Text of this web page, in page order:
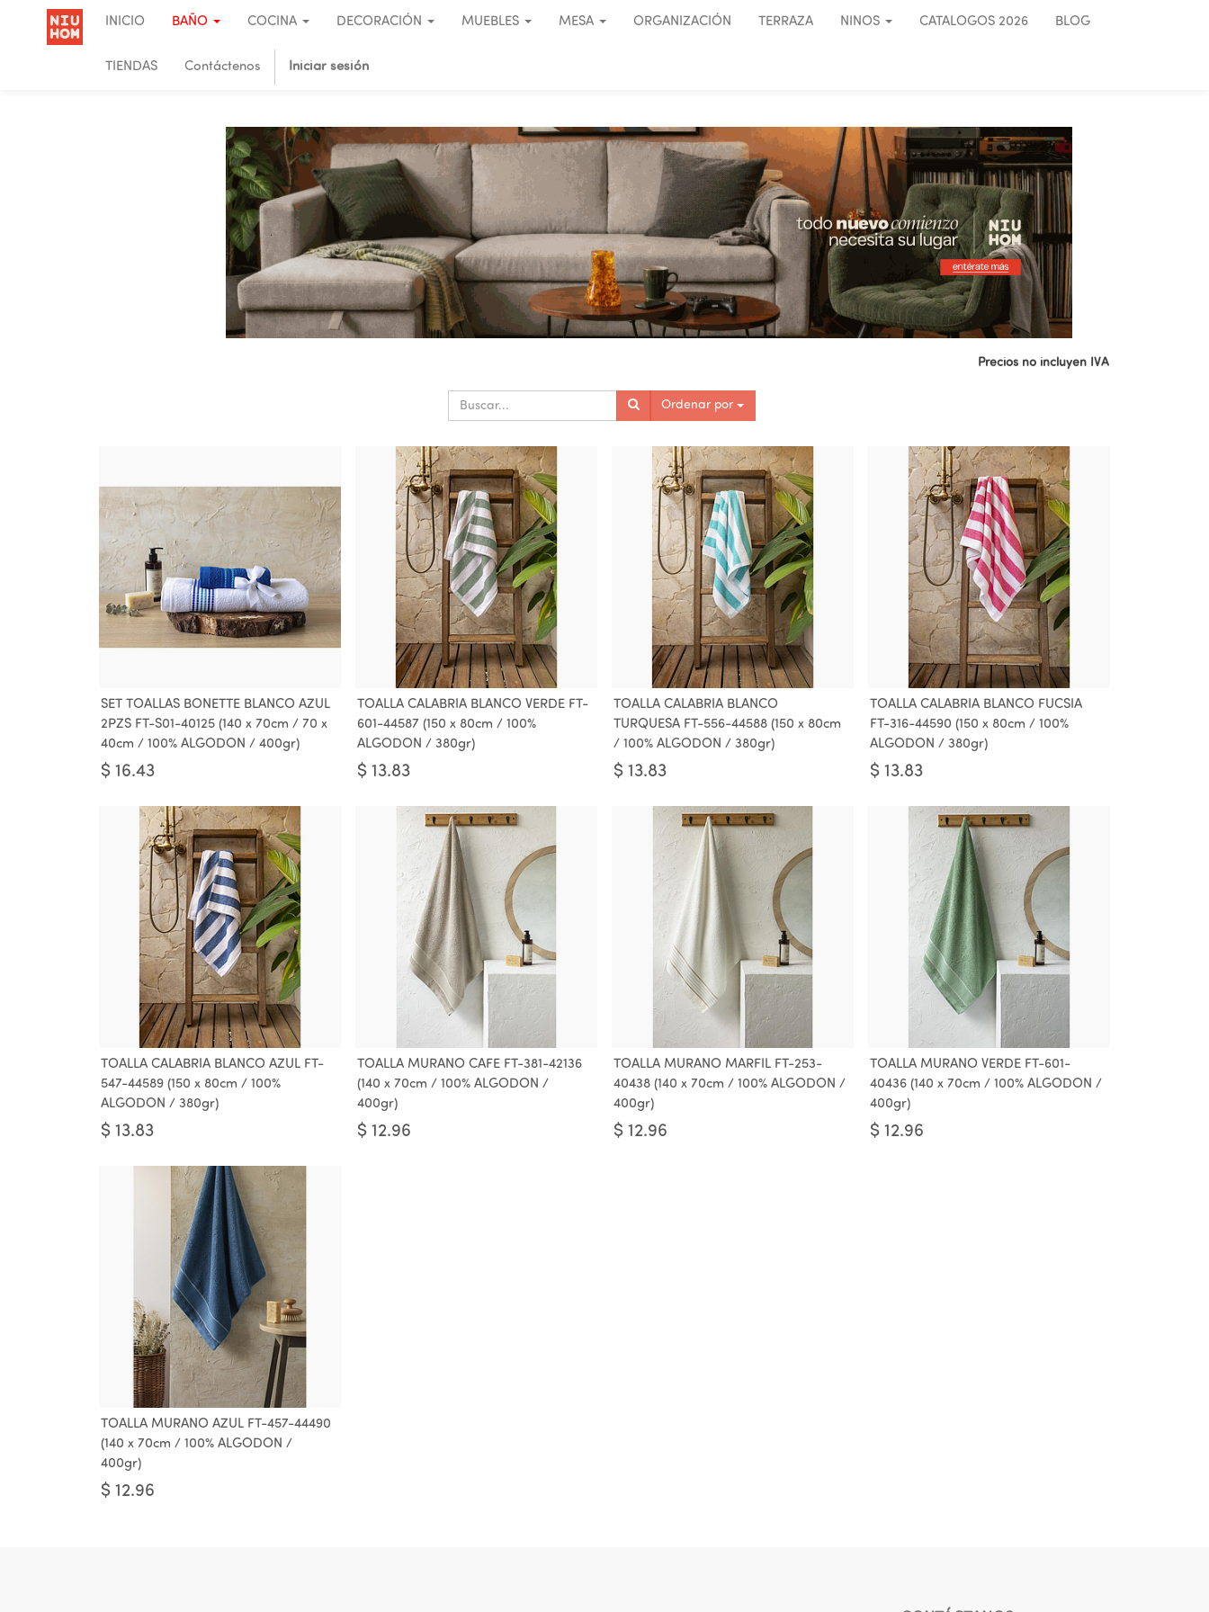
INICIO BAÑO COCINA DECORACIÓN MUEBLES MESA ORGANIZACIÓN TERRAZA NINOS CATALOGOS 2026 BLOG
TIENDAS Contáctenos Iniciar sesión
.
Precios no incluyen IVA
Ordenar por
SET TOALLAS BONETTE BLANCO AZUL
2PZS FT-S01-40125 (140 x 70cm / 70 x
40cm / 100% ALGODON / 400gr)
$ 16.43
TOALLA CALABRIA BLANCO VERDE FT-
601-44587 (150 x 80cm / 100%
ALGODON / 380gr)
$ 13.83
TOALLA CALABRIA BLANCO
TURQUESA FT-556-44588 (150 x 80cm
/ 100% ALGODON / 380gr)
$ 13.83
TOALLA CALABRIA BLANCO FUCSIA
FT-316-44590 (150 x 80cm / 100%
ALGODON / 380gr)
$ 13.83
TOALLA CALABRIA BLANCO AZUL FT-
547-44589 (150 x 80cm / 100%
ALGODON / 380gr)
$ 13.83
TOALLA MURANO CAFE FT-381-42136
(140 x 70cm / 100% ALGODON /
400gr)
$ 12.96
TOALLA MURANO MARFIL FT-253-
40438 (140 x 70cm / 100% ALGODON /
400gr)
$ 12.96
TOALLA MURANO VERDE FT-601-
40436 (140 x 70cm / 100% ALGODON /
400gr)
$ 12.96
TOALLA MURANO AZUL FT-457-44490
(140 x 70cm / 100% ALGODON /
400gr)
$ 12.96